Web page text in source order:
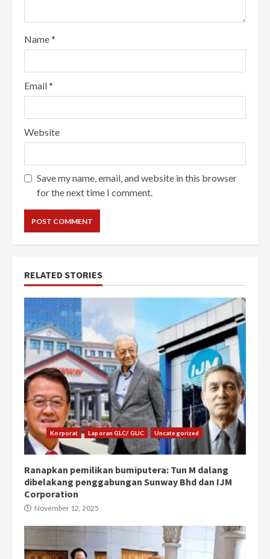
Name*
Email*
Website
Save my name, email, and website in this browser
for the next time I comment.
RELATED STORIES
Korporat Laporan GLC/ GLIC Uncategorized
Ranapkan pemilikan bumiputera: Tun M dalang
dibelakang penggabungan Sunway Bhd dan IJM
Corporation
November 12, 2025